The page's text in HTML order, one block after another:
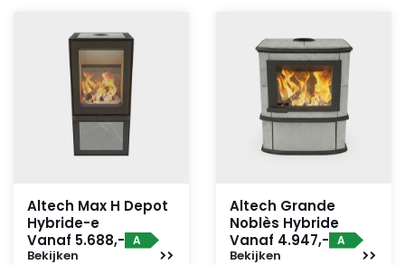
Altech Max H Depot
Hybride-e
Vanaf 5.688,- A
Bekijken
Altech Grande
Noblès Hybride
Vanaf 4.947,- A
Bekijken